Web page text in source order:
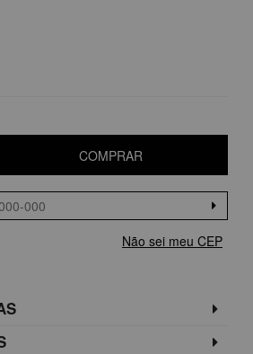
COMPRAR
Não sei meu CEP